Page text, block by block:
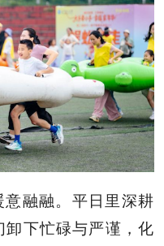
融融。平日里深耕
卸下忙碌与严谨，化